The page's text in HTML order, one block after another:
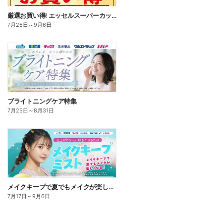
厳選お買い得! エッセルスーパーカップ
7月26日 ～9月6日
ブライトニングケア特集
7月25日 ～8月31日
メイクキープで夏でもメイクが楽しくなる!
7月17日 ～9月6日